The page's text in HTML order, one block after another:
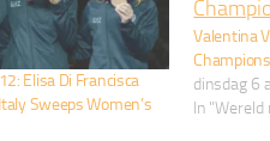
Elisa Di Francisca
Sweeps Women’s
Valentina
dinsdag 6
In "Wereld